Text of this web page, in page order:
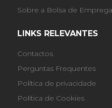
Sobre a Bolsa de
LINKS RELEVANTES
Contactos
Perguntas Frequentes
Política de privacidade
Política de Cookies